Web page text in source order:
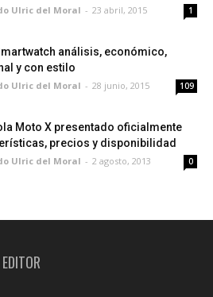
Ulric del Moral - 23 abril, 2015 1
análisis, económico,
y con estilo
Ulric del Moral - 28 junio, 2015 109
Moto X presentado oficialmente
precios y disponibilidad
Ulric del Moral - 2 agosto, 2013 0